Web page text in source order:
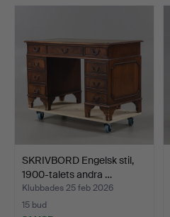
SKRIVBORD Engelsk stil,
1900-talets andra …
Klubbades 25 feb 2026
15 bud